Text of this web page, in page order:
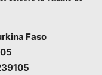
Faso